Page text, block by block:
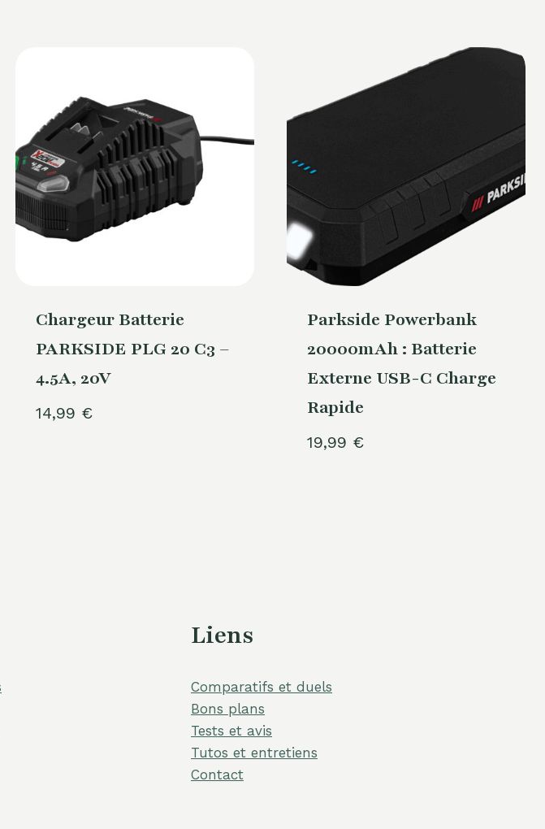
Chargeur Batterie
PARKSIDE PLG 20 C3 –
4.5A, 20V
14,99 €
Parkside Powerbank
20000mAh : Batterie
Externe USB-C Charge
Rapide
19,99 €
Liens
Comparatifs et duels
Bons plans
Tests et avis
Tutos et entretiens
Contact